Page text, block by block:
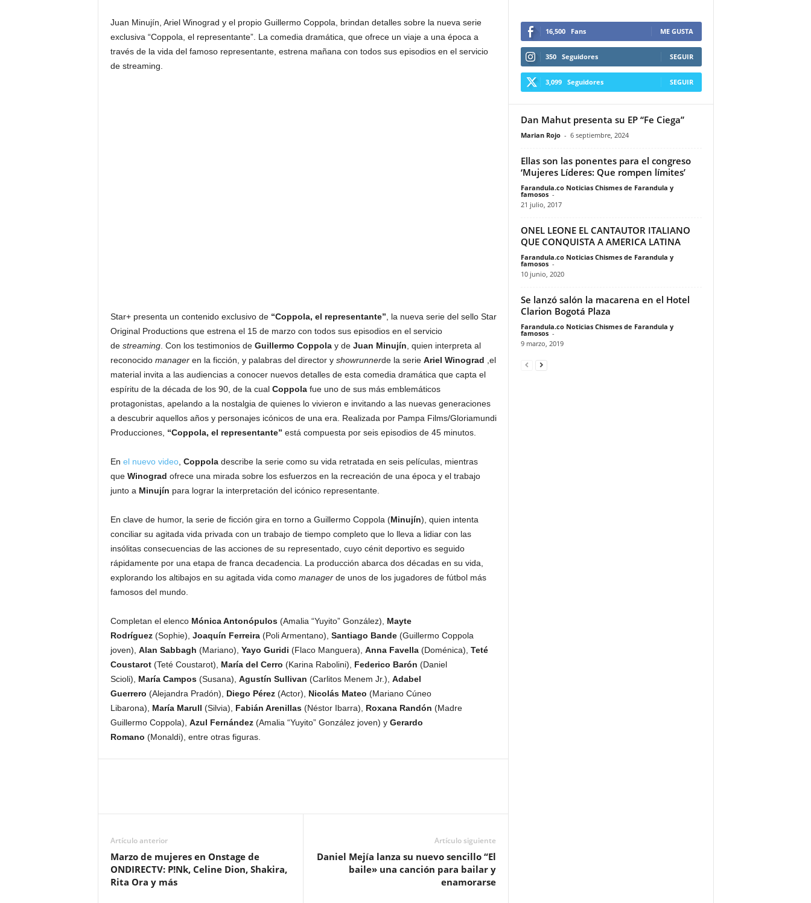
Juan Minujín, Ariel Winograd y el propio Guillermo Coppola, brindan detalles sobre la nueva serie
exclusiva “Coppola, el representante”. La comedia dramática, que ofrece un viaje a una época a
través de la vida del famoso representante, estrena mañana con todos sus episodios en el servicio
de streaming.
Star+ presenta un contenido exclusivo de “Coppola, el representante” , la nueva serie del sello Star
Original Productions que estrena el 15 de marzo con todos sus episodios en el servicio
de streaming. Con los testimonios de Guillermo Coppola y de Juan Minujín , quien interpreta al
reconocido manageren la ficción, y palabras del director y showrunnerde la serie Ariel Winograd ,el
material invita a las audiencias a conocer nuevos detalles de esta comedia dramática que capta el
espíritu de la década de los 90, de la cual Coppolafue uno de sus más emblemáticos
protagonistas, apelando a la nostalgia de quienes lo vivieron e invitando a las nuevas generaciones
a descubrir aquellos años y personajes icónicos de una era. Realizada por Pampa Films/Gloriamundi
Producciones, “Coppola, el representante” está compuesta por seis episodios de 45 minutos.
En el nuevo video, Coppoladescribe la serie como su vida retratada en seis películas, mientras
que Winograd ofrece una mirada sobre los esfuerzos en la recreación de una época y el trabajo
junto a Minujín para lograr la interpretación del icónico representante.
En clave de humor, la serie de ficción gira en torno a Guillermo Coppola (Minujín), quien intenta
conciliar su agitada vida privada con un trabajo de tiempo completo que lo lleva a lidiar con las
insólitas consecuencias de las acciones de su representado, cuyo cénit deportivo es seguido
rápidamente por una etapa de franca decadencia. La producción abarca dos décadas en su vida,
explorando los altibajos en su agitada vida como managerde unos de los jugadores de fútbol más
famosos del mundo.
Completan el elenco Mónica Antonópulos(Amalia “Yuyito” González),
Mayte
Rodríguez(Sophie), Joaquín Ferreira(Poli Armentano), Santiago Bande(Guillermo Coppola
joven), Alan Sabbagh (Mariano), Yayo Guridi (Flaco Manguera), Anna Favella(Doménica), Teté
Coustarot(Teté Coustarot), María del Cerro (Karina Rabolini), Federico Barón (Daniel
Scioli), María Campos (Susana), Agustín Sullivan (Carlitos Menem Jr.), Adabel
Guerrero (Alejandra Pradón), Diego Pérez(Actor), Nicolás Mateo (Mariano Cúneo
Libarona), María Marull (Silvia), Fabián Arenillas(Néstor Ibarra), Roxana Randón (Madre
Guillermo Coppola), Azul Fernández(Amalia “Yuyito” González joven) y Gerardo
Romano (Monaldi), entre otras figuras.
Artículo anterior
Marzo de mujeres en Onstage de
ONDIRECTV: P!Nk, Celine Dion, Shakira,
Rita Ora y más
Artículo siguiente
Daniel Mejía lanza su nuevo sencillo “El
baile» una canción para bailar y
enamorarse
16,500 Fans ME GUSTA
350 Seguidores SEGUIR
3,099 Seguidores SEGUIR
Dan Mahut presenta su EP “Fe Ciega”
Marian Rojo - 6 septiembre, 2024
Ellas son las ponentes para el congreso
‘Mujeres Líderes: Que rompen límites’
Farandula.co Noticias Chismes de Farandula y
famosos -
21 julio, 2017
ONEL LEONE EL CANTAUTOR ITALIANO
QUE CONQUISTA A AMERICA LATINA
Farandula.co Noticias Chismes de Farandula y
famosos -
10 junio, 2020
Se lanzó salón la macarena en el Hotel
Clarion Bogotá Plaza
Farandula.co Noticias Chismes de Farandula y
famosos -
9 marzo, 2019